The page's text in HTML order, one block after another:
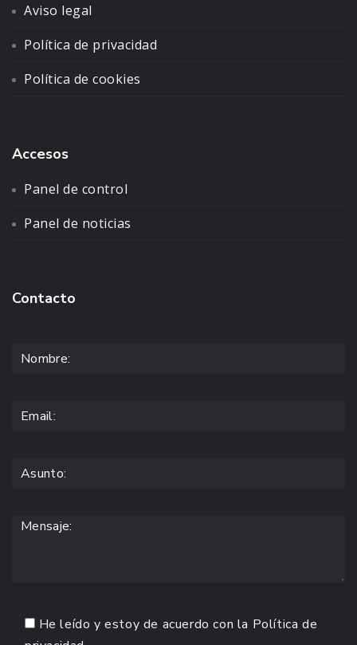
Aviso legal
Política de privacidad
Política de cookies
Accesos
Panel de control
Panel de noticias
Contacto
He leído y estoy de acuerdo con la Política de